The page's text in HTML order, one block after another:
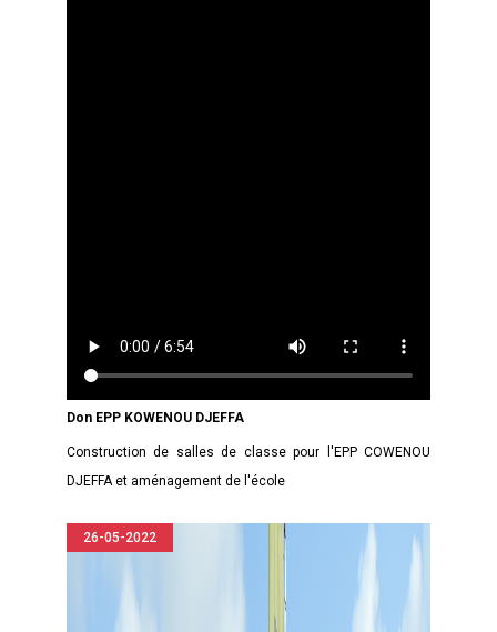
Don EPP KOWENOU DJEFFA
Construction de salles de classe pour l'EPP COWENOU
DJEFFA et aménagement de l'école
26-05-2022